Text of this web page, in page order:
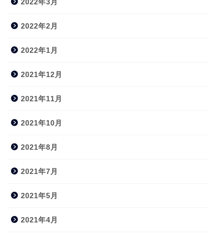
2022年2月
2022年1月
2021年12月
2021年11月
2021年10月
2021年8月
2021年7月
2021年5月
2021年4月